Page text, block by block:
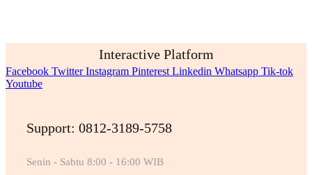
Interactive Platform
Facebook Twitter Instagram Pinterest Linkedin Whatsapp Tik-tok
Youtube
Support: 0812-3189-5758
Senin - Sabtu 8:00 - 16:00 WIB